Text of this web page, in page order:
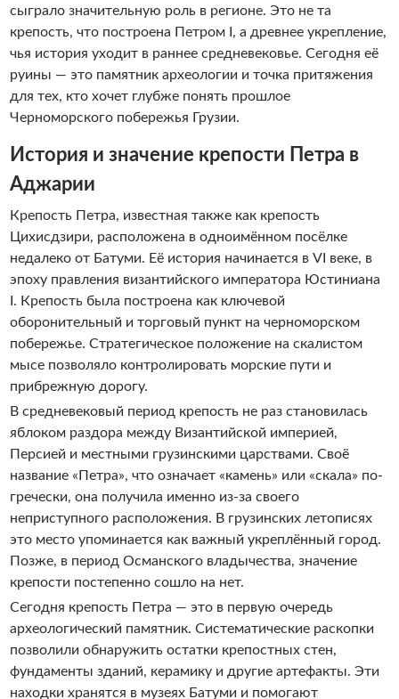
сыграло значительную роль в регионе. Это не та
крепость, что построена Петром I, а древнее укрепление,
чья история уходит в раннее средневековье. Сегодня её
руины — это памятник археологии и точка притяжения
для тех, кто хочет глубже понять прошлое
Черноморского побережья Грузии.
История и значение крепости Петра в
Аджарии
Крепость Петра, известная также как крепость
Цихисдзири, расположена в одноимённом посёлке
недалеко от Батуми. Её история начинается в VI веке, в
эпоху правления византийского императора Юстиниана
I. Крепость была построена как ключевой
оборонительный и торговый пункт на черноморском
побережье. Стратегическое положение на скалистом
мысе позволяло контролировать морские пути и
прибрежную дорогу.
В средневековый период крепость не раз становилась
яблоком раздора между Византийской империей,
Персией и местными грузинскими царствами. Своё
название «Петра», что означает «камень» или «скала» по-
гречески, она получила именно из-за своего
неприступного расположения. В грузинских летописях
это место упоминается как важный укреплённый город.
Позже, в период Османского владычества, значение
крепости постепенно сошло на нет.
Сегодня крепость Петра — это в первую очередь
археологический памятник. Систематические раскопки
позволили обнаружить остатки крепостных стен,
фундаменты зданий, керамику и другие артефакты. Эти
находки хранятся в музеях Батуми и помогают